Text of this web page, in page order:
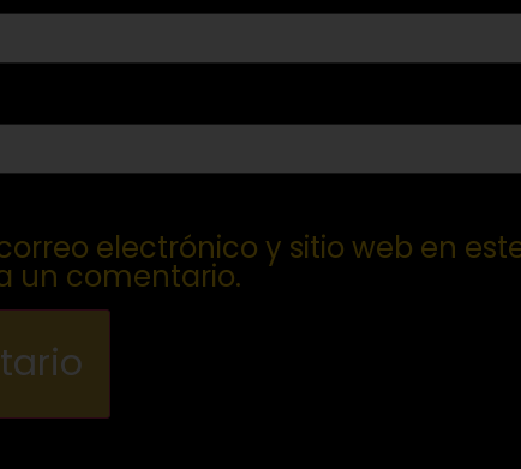
electrónico y sitio web en
un comentario.